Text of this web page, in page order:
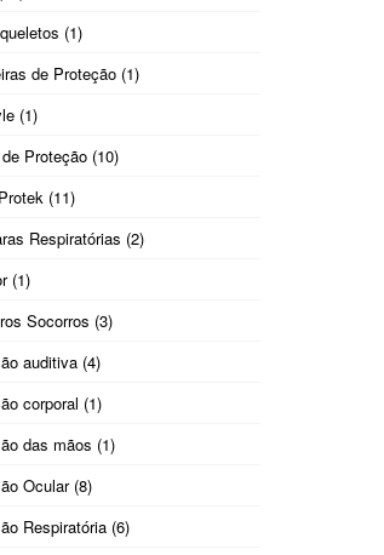
(1)
de Proteção (1)
(1)
Proteção (10)
(11)
Respiratórias (2)
(1)
Socorros (3)
auditiva (4)
corporal (1)
das mãos (1)
Ocular(8)
Respiratória (6)